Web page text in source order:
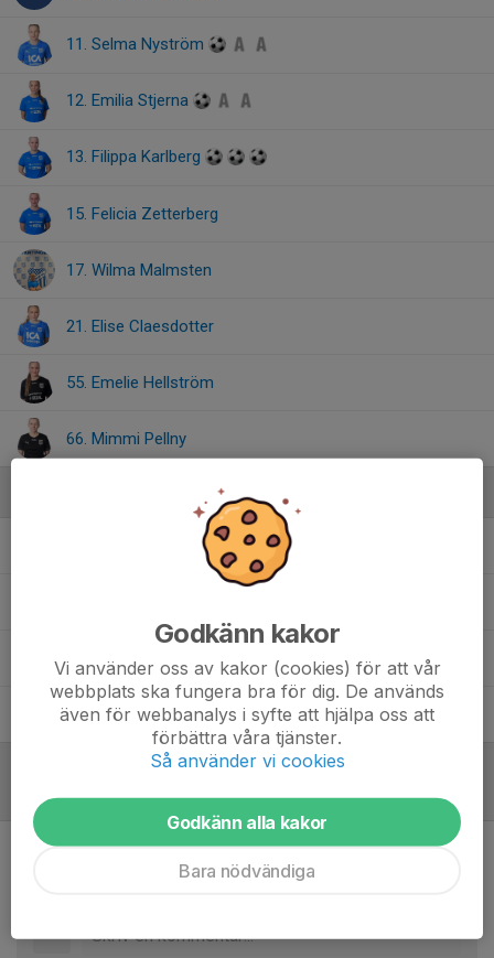
11. Selma Nyström
12. Emilia Stjerna
13. Filippa Karlberg
15. Felicia Zetterberg
17. Wilma Malmsten
21. Elise Claesdotter
55. Emelie Hellström
66. Mimmi Pellny
Tränare Futsal Dam
Johan Stjerna Sportansvarig / Lagledare Futsal Dam
Rikard AnderssonAssisterande tränare
Inför match/Referat
Inget referat skrivet
Godkänn kakor
Vi använder oss av kakor (cookies) för att vår
webbplats ska fungera bra för dig. De används
även för webbanalys i syfte att hjälpa oss att
förbättra våra tjänster.
Så använder vi cookies
Godkänn alla kakor
Bara nödvändiga